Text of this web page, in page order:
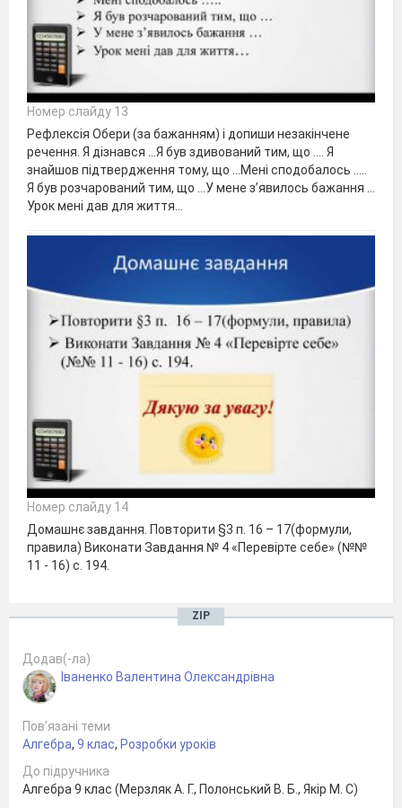
Номер слайду 13
Рефлексія Обери (за бажанням) і допиши незакінчене
речення. Я дізнався …Я був здивований тим, що …. Я
знайшов підтвердження тому, що …Мені сподобалось …..
Я був розчарований тим, що …У мене з’явилось бажання …
Урок мені дав для життя…
Номер слайду 14
Домашнє завдання. Повторити §3 п. 16 – 17(формули,
правила) Виконати Завдання № 4 «Перевірте себе» (№№
11 - 16) с. 194.
ZIP
Додав(-ла)
Іваненко Валентина Олександрівна
Пов’язані теми
Алгебра, 9 клас, Розробки уроків
До підручника
Алгебра 9 клас (Мерзляк А. Г., Полонський В. Б., Якір М. С)